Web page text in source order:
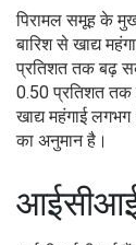
पिरामल समूह के
बारिश से खाद्य
प्रतिशत तक बढ़
0.50 प्रतिशत तक
खाद्य महंगाई
का अनुमान है।